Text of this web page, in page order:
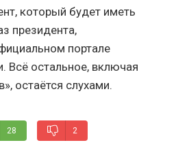
который будет иметь
президента,
портале
Всё остальное, включая
остаётся слухами.
28 2